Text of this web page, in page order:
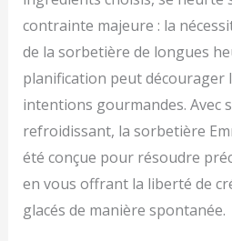
contrainte majeure : la
de la sorbetière de longues
planification peut décourager
intentions gourmandes. Avec
refroidissant, la sorbetière
été conçue pour résoudre
en vous offrant la liberté de
glacés de manière spontanée.